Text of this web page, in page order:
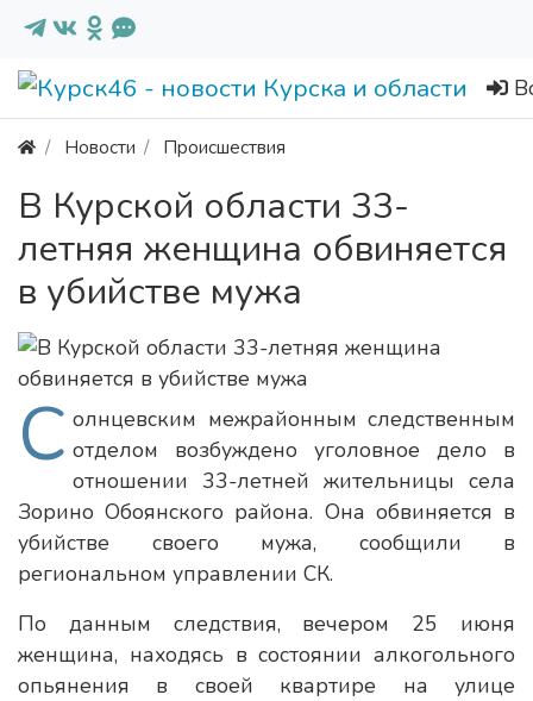
Новости Происшествия
В Курской области 33-
летняя женщина обвиняется
в убийстве мужа
С олнцевским межрайонным следственным
отделом возбуждено уголовное дело в
отношении 33-летней жительницы села
Зорино Обоянского района. Она обвиняется в
убийстве своего мужа, сообщили в
региональном управлении СК.
По данным следствия, вечером 25 июня
женщина, находясь в состоянии алкогольного
опьянения в своей квартире на улице